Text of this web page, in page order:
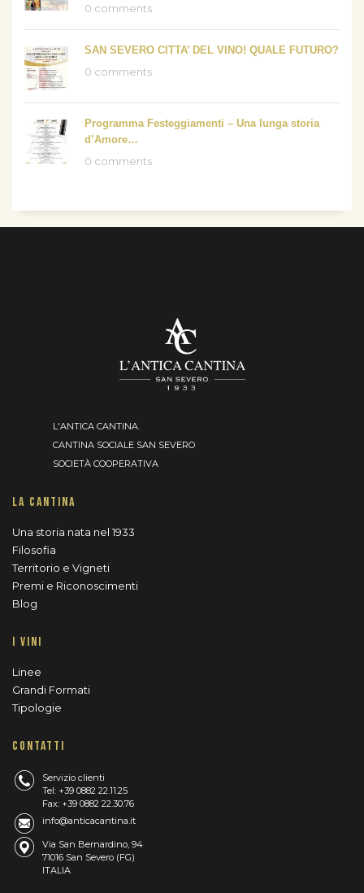
0 comments
SAN SEVERO CITTA’ DEL VINO! QUALE FUTURO?
0 comments
Programma Festeggiamenti – Una lunga storia
d’Amore…
0 comments
L'ANTICA CANTINA.
CANTINA SOCIALE SAN SEVERO
SOCIETÀ COOPERATIVA
LA CANTINA
Una storia nata nel 1933
Filosofia
Territorio e Vigneti
Premi e Riconoscimenti
Blog
I VINI
Linee
Grandi Formati
Tipologie
CONTATTI
Servizio clienti
Tel: +39 0882 22.11.25
Fax: +39 0882 22.30.76
info@anticacantina.it
Via San Bernardino, 94
71016 San Severo (FG)
ITALIA